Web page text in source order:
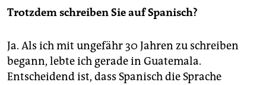
Trotzdem schreiben Sie auf Spanisch?
Ja. Als ich mit ungefähr 30 Jahren zu schreiben
begann, lebte ich gerade in Guatemala.
Entscheidend ist, dass Spanisch die Sprache